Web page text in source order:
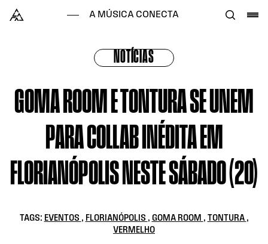
Alataj
A MÚSICA CONECTA
NOTÍCIAS
GOMA ROOM E TONTURA SE UNEM
PARA COLLAB INÉDITA EM
FLORIANÓPOLIS NESTE SÁBADO (20)
TAGS: EVENTOS , FLORIANÓPOLIS , GOMA ROOM , TONTURA ,
VERMELHO